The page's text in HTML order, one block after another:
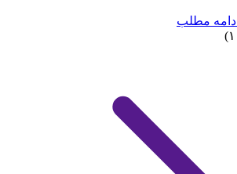
ادامه مطلب